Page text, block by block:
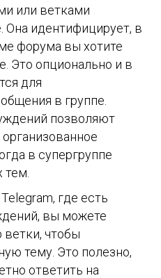
или ветками
Она идентифицирует, в
форума вы хотите
Это опционально и в
для
в группе.
позволяют
в супергруппе
где есть
вы можете
ветки, чтобы
тему. Это полезно,
ответить на